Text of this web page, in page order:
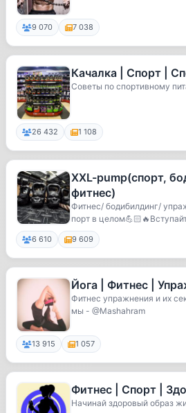
9 070 7 038
Качалка | Спорт |
Советы по спортивному
26 432 1 108
XXL-pump(спорт,
фитнес)
Фитнес/ бодибилдинг/
порт в
6 610 9 609
Йога | Фитнес |
Фитнес упражнения и их
мы - @Mashahram
13 915 1 057
Фитнес | Спорт |
Начинай здоровый образ